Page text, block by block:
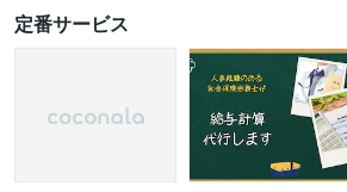
定番サービス